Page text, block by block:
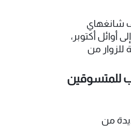
شانغهاي
أوائل أكتوبر،
للزوار من
للمتسوقين
جديدة من